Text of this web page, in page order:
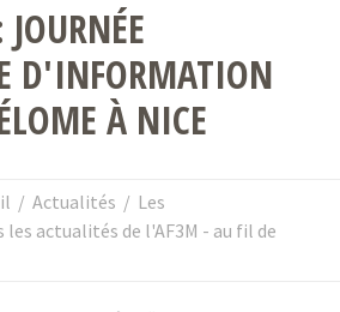
D'INFORMATION
À NICE
/ Actualités / Les
les actualités de l'AF3M - au fil de